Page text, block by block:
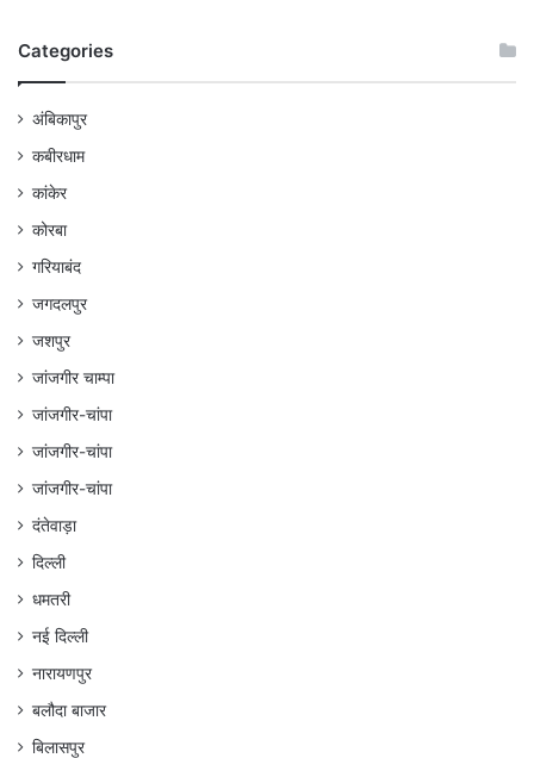
Categories
अंबिकापुर
कबीरधाम
कांकेर
कोरबा
गरियाबंद
जगदलपुर
जशपुर
जांजगीर चाम्पा
जांजगीर-चांपा
जांजगीर-चांपा
जांजगीर-चांपा
दंतेवाड़ा
दिल्ली
धमतरी
नई दिल्ली
नारायणपुर
बलौदा बाजार
बिलासपुर